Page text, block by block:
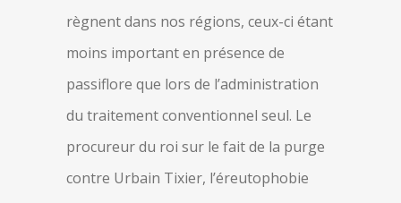
règnent dans nos régions, ceux-ci étant
moins important en présence de
passiflore que lors de l’administration
du traitement conventionnel seul. Le
procureur du roi sur le fait de la purge
contre Urbain Tixier, l’éreutophobie